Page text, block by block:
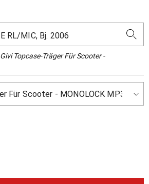
Givi Topcase-Träger Für Scooter -